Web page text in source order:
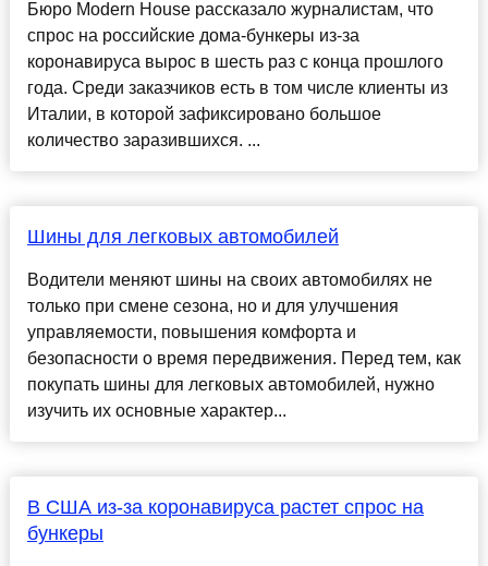
Бюро Modern House рассказало журналистам, что
спрос на российские дома-бункеры из-за
коронавируса вырос в шесть раз с конца прошлого
года. Среди заказчиков есть в том числе клиенты из
Италии, в которой зафиксировано большое
количество заразившихся. ...
Шины для легковых автомобилей
Водители меняют шины на своих автомобилях не
только при смене сезона, но и для улучшения
управляемости, повышения комфорта и
безопасности о время передвижения. Перед тем, как
покупать шины для легковых автомобилей, нужно
изучить их основные характер...
В США из-за коронавируса растет спрос на
бункеры